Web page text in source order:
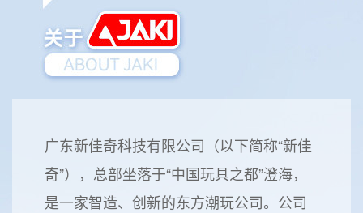
广东新佳奇科技有限公司（以下简称“新佳
奇”），总部坐落于“中国玩具之都”澄海，
是一家智造、创新的东方潮玩公司。公司